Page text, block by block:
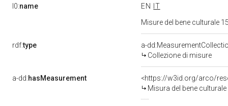
l0:name EN
IT
Misure del bene culturale
rdf:type
a-
Collezione di misure
a-dd:hasMeasurement
<https://w3id.org/arco/
Misura del bene